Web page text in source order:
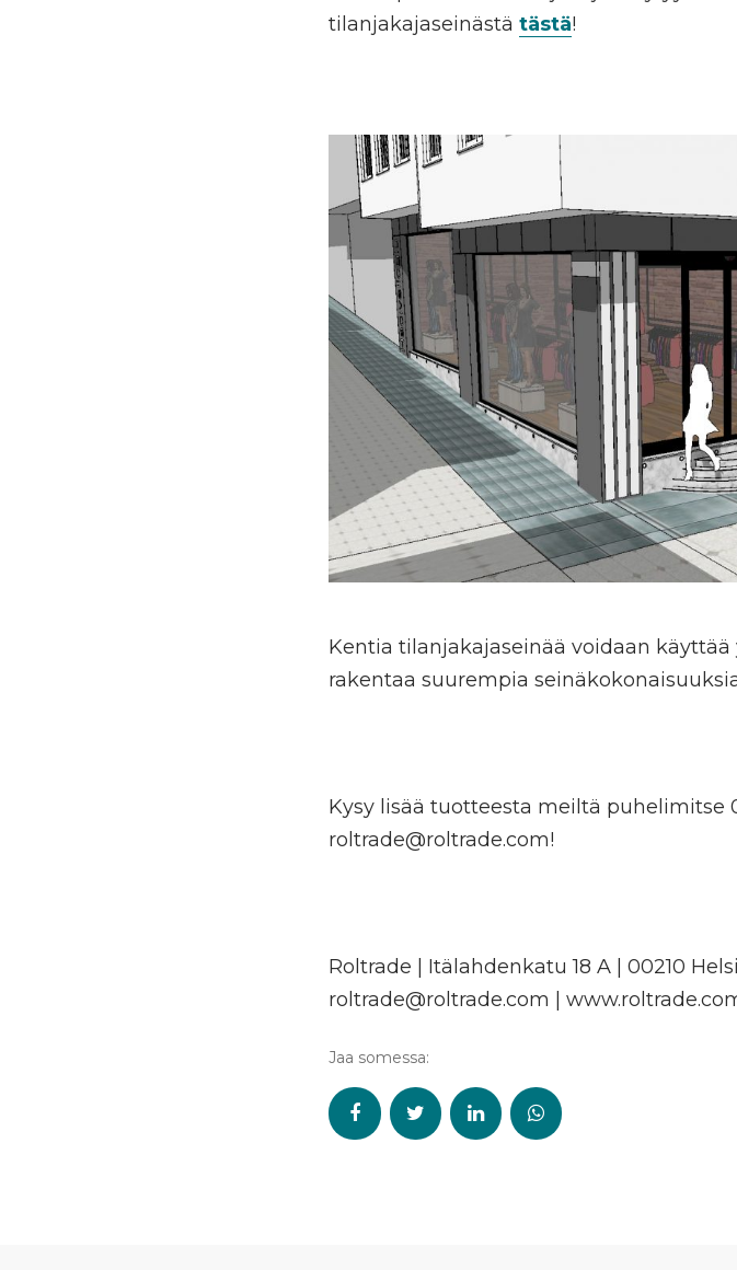
tilanjakajaseinästätästä!
Kentia tilanjakajaseinää voidaan
rakentaa suurempia
Kysy lisää tuotteesta meiltä puhelimitse
roltrade@roltrade.com!
Roltrade | Itälahdenkatu 18 A | 00210
roltrade@roltrade.com |
Jaa somessa: